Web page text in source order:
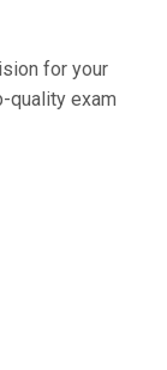
for your
quality exam